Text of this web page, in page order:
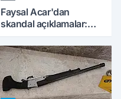
Faysal Acar'dan
skandal açıklamalar:
peynircilerimizi de
kıskaca aldı, müdahale
ettik'